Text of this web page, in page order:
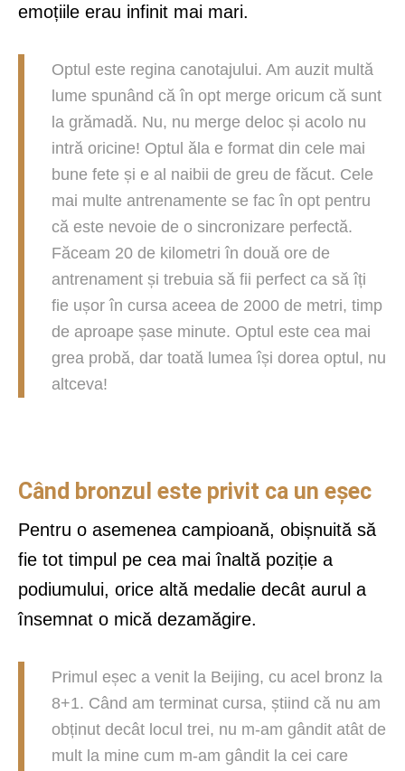
emoțiile erau infinit mai mari.
Optul este regina canotajului. Am auzit multă
lume spunând că în opt merge oricum că sunt
la grămadă. Nu, nu merge deloc și acolo nu
intră oricine! Optul ăla e format din cele mai
bune fete și e al naibii de greu de făcut. Cele
mai multe antrenamente se fac în opt pentru
că este nevoie de o sincronizare perfectă.
Făceam 20 de kilometri în două ore de
antrenament și trebuia să fii perfect ca să îți
fie ușor în cursa aceea de 2000 de metri, timp
de aproape șase minute. Optul este cea mai
grea probă, dar toată lumea își dorea optul, nu
altceva!
Când bronzul este privit ca un eșec
Pentru o asemenea campioană, obișnuită să
fie tot timpul pe cea mai înaltă poziție a
podiumului, orice altă medalie decât aurul a
însemnat o mică dezamăgire.
Primul eșec a venit la Beijing, cu acel bronz la
8+1. Când am terminat cursa, știind că nu am
obținut decât locul trei, nu m-am gândit atât de
mult la mine cum m-am gândit la cei care